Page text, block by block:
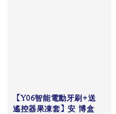
【Y06智能電動牙刷+送
遙控器果凍套】安 博盒